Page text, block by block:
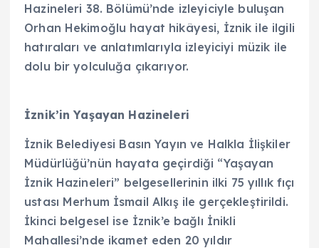
Hazineleri 38. Bölümü’nde izleyiciyle buluşan
Orhan Hekimoğlu hayat hikâyesi, İznik ile ilgili
hatıraları ve anlatımlarıyla izleyiciyi müzik ile
dolu bir yolculuğa çıkarıyor.
İznik’in Yaşayan Hazineleri
İznik Belediyesi Basın Yayın ve Halkla İlişkiler
Müdürlüğü’nün hayata geçirdiği “Yaşayan
İznik Hazineleri” belgesellerinin ilki 75 yıllık fıçı
ustası Merhum İsmail Alkış ile gerçekleştirildi.
İkinci belgesel ise İznik’e bağlı İnikli
Mahallesi’nde ikamet eden 20 yıldır